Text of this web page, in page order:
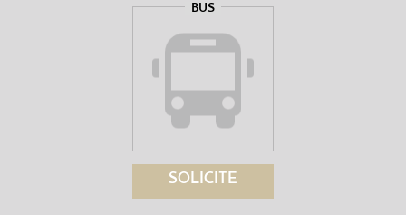
BUS
SOLICITE